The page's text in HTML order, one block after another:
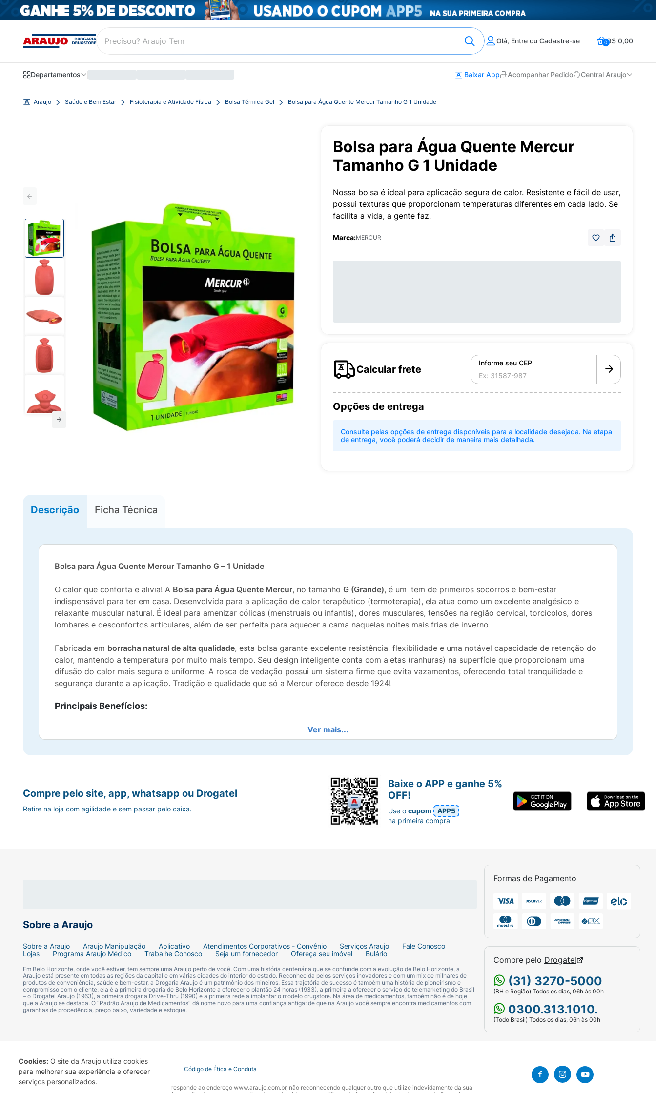
Cookies: O site da Araujo utiliza cookies
para melhorar sua experiência e oferecer
serviços personalizados.
Olá, Entre ou Cadastre-se 0R$ 0,00
Departamentos Baixar App Acompanhar Pedido Central Araujo
Araujo Saúde e Bem Estar Fisioterapia e Atividade Física Bolsa Térmica Gel Bolsa para Água Quente Mercur Tamanho G 1 Unidade
Bolsa para Água Quente Mercur
Tamanho G 1 Unidade
Nossa bolsa é ideal para aplicação segura de calor. Resistente e fácil de usar,
possui texturas que proporcionam temperaturas diferentes em cada lado. Se
facilita a vida, a gente faz!
Marca:MERCUR
Calcular frete
Informe seu CEP
Opções de entrega
Consulte pelas opções de entrega disponíveis para a localidade desejada. Na etapa
de entrega, você poderá decidir de maneira mais detalhada.
Descrição Ficha Técnica
Bolsa para Água Quente Mercur Tamanho G – 1 Unidade
O calor que conforta e alivia! A Bolsa para Água Quente Mercur, no tamanho G (Grande), é um item de primeiros socorros e bem-estar
indispensável para ter em casa. Desenvolvida para a aplicação de calor terapêutico (termoterapia), ela atua como um excelente analgésico e
relaxante muscular natural. É ideal para amenizar cólicas (menstruais ou infantis), dores musculares, tensões na região cervical, torcicolos, dores
lombares e desconfortos articulares, além de ser perfeita para aquecer a cama naquelas noites mais frias de inverno.
Fabricada em borracha natural de alta qualidade, esta bolsa garante excelente resistência, flexibilidade e uma notável capacidade de retenção do
calor, mantendo a temperatura por muito mais tempo. Seu design inteligente conta com aletas (ranhuras) na superfície que proporcionam uma
difusão do calor mais segura e uniforme. A rosca de vedação possui um sistema firme que evita vazamentos, oferecendo total tranquilidade e
segurança durante a aplicação. Tradição e qualidade que só a Mercur oferece desde 1924!
Principais Benefícios:
Auxilia no tratamento de cólicas, dores musculares, lesões crônicas, contraturas e inflamações através do calor.
Possui gargalo reforçado e tampa com vedação de alta eficiência.
Difusão Térmica Segura:Superfície texturizada com aletas que ajudam a distribuir o calor uniformemente.
Pode ser usada tanto para fins terapêuticos (relaxamento muscular e aumento da circulação) quanto para aquecimento corporal
Como preparar a água: Misture em um recipiente 3 medidas de água fervente e 1 medida
de água fria.
A temperatura final não deve ultrapassar 70°C.
Para encher a bolsa:
Segure pelo gargalo e apoie a base em uma superfície plana.
Retire o ar baixando a bolsa com cuidado até a água aparecer na abertura.
Feche bem e verifique se não há vazamentos.
Ver mais...
Sobre a Araujo
Sobre a Araujo Araujo Manipulação Aplicativo Atendimentos Corporativos - Convênio Serviços Araujo
Fale Conosco
Lojas
Programa Araujo Médico Trabalhe Conosco Seja um fornecedor Ofereça seu imóvel Bulário
Em Belo Horizonte, onde você estiver, tem sempre uma Araujo perto de você. Com uma história centenária que se confunde com a evolução de Belo Horizonte, a
Araujo está presente em todas as regiões da capital e em várias cidades do interior do estado. Reconhecida pelos serviços inovadores e com um mix de milhares de
produtos de conveniência, saúde e bem-estar, a Drogaria Araujo é um patrimônio dos mineiros. Essa trajetória de sucesso é também uma história de pioneirismo e
compromisso com o cliente: ela é a primeira drogaria de Belo Horizonte a oferecer o plantão 24 horas (1933), a primeira a oferecer o serviço de telemarketing do Brasil
– o Drogatel Araujo (1963), a primeira drogaria Drive-Thru (1990) e a primeira rede a implantar o modelo drugstore. Na área de medicamentos, também não é de hoje
que a Araujo se destaca. O “Padrão Araujo de Medicamentos” dá nome novo para uma confiança antiga: de que na Araujo você sempre encontra medicamentos com
garantias de procedência, preço baixo, variedade e estoque.
Formas de Pagamento
Compre pelo Drogatel
(31) 3270-5000
(BH e Região) Todos os dias, 06h às 00h
0300.313.1010.
(Todo Brasil) Todos os dias, 06h às 00h
Compre pelo site, app, whatsapp ou Drogatel
Retire na loja com agilidade e sem passar pelo caixa.
Baixe o APP e ganhe 5%
OFF!
Use ocupom
APP5
na primeira compra
Termo de Uso Portal da Privacidade Covid-19 Código de Ética e Conduta
A Drogaria Araujo S/A informa que o seu site oficial corresponde ao endereço www.araujo.com.br, não reconhecendo qualquer outro que utilize indevidamente da sua